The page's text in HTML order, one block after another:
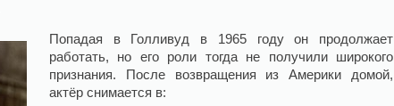
Попадая в Голливуд в 1965 году он продолжает
работать, но его роли тогда не получили широкого
признания. После возвращения из Америки домой,
актёр снимается в: